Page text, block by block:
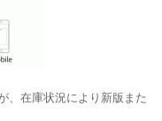
、在庫状況により新版また